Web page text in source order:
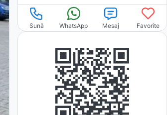
Sună WhatsApp Mesaj Favorite